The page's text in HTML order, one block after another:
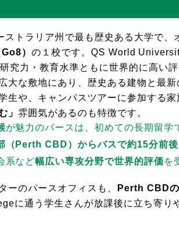
トラリア州で最も歴史ある大学で、
）の１校です。QS World
究力・教育水準ともに世界的に高い評
大な敷地にあり、歴史ある建物と最新
生や、キャンパスツアーに参加する
」雰囲気があるのも特徴です。
が魅力のパースは、初めての長期留学
（Perth CBD）からバスで約15分前後
系など幅広い専攻分野で世界的評価を
ーのパースオフィスも、
Perth CBD
に通う学生さんが放課後に立ち寄り